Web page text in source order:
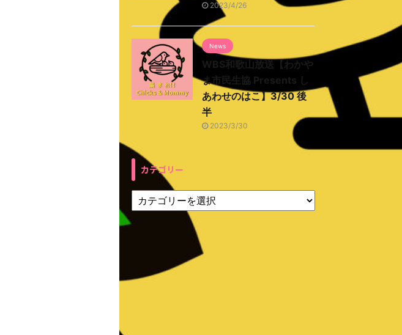
2023/4/26
News
WBS和歌山放送【わかや
ま市民生協 Presents し
あわせのはこ】3/30 後
半
2023/3/30
カテゴリー